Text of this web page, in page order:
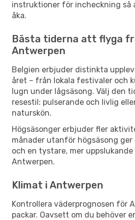
instruktioner för incheckning så
åka.
Bästa tiderna att flyga
Antwerpen
Belgien erbjuder distinkta
året – från lokala festivaler och
lugn under lågsäsong. Välj den
resestil: pulserande och livlig
naturskön.
Högsäsonger erbjuder fler
månader utanför högsäsong
och en tystare, mer uppslukande
Antwerpen.
Klimat i Antwerpen
Kontrollera väderprognosen för
packar. Oavsett om du behöver